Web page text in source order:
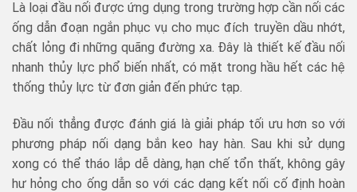
Là loại đầu nối được ứng dụng trong trường hợp cần nối các
ống dẫn đoạn ngắn phục vụ cho mục đích truyền dầu nhớt,
chất lỏng đi những quãng đường xa. Đây là thiết kế đầu nối
nhanh thủy lực phổ biến nhất, có mặt trong hầu hết các hệ
thống thủy lực từ đơn giản đến phức tạp.
Đầu nối thẳng được đánh giá là giải pháp tối ưu hơn so với
phương pháp nối dạng bắn keo hay hàn. Sau khi sử dụng
xong có thể tháo lắp dễ dàng, hạn chế tổn thất, không gây
hư hỏng cho ống dẫn so với các dạng kết nối cố định hoàn